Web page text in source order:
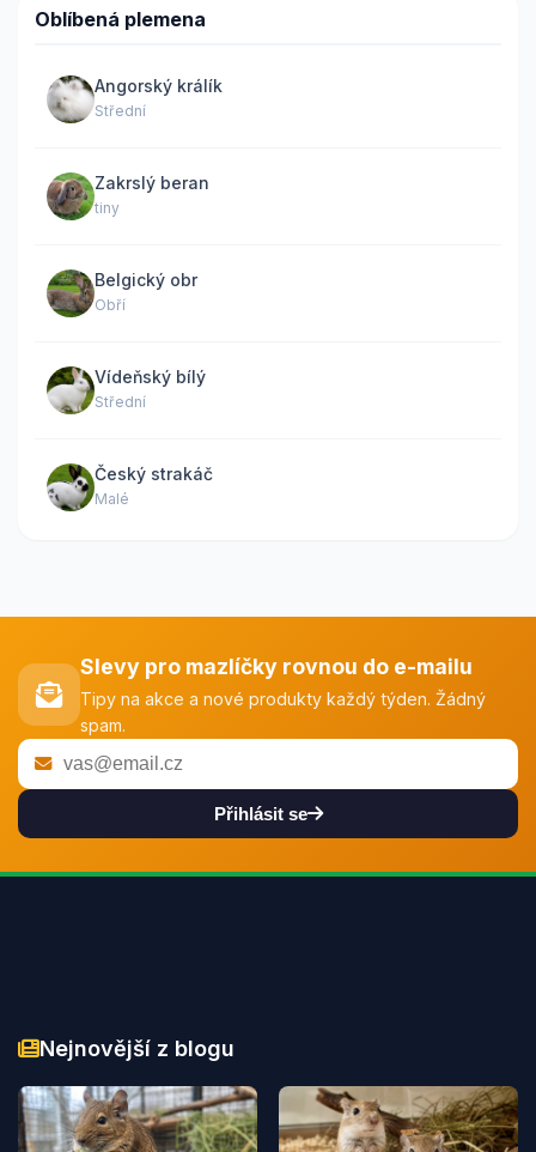
Oblíbená plemena
Angorský králík
Střední
Zakrslý beran
tiny
Belgický obr
Obří
Vídeňský bílý
Střední
Český strakáč
Malé
Slevy pro mazlíčky rovnou do e-mailu
Tipy na akce a nové produkty každý týden. Žádný
spam.
Přihlásit se
Nejnovější z blogu